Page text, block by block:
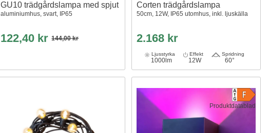
GU10 trädgårdslampa med spjut
aluminiumhus, svart, IP65
122,40 kr144,00 kr
Corten trädgårdslampa
50cm, 12W, IP65 utomhus, inkl. ljuskälla
2.168 kr
Ljusstyrka
1000lm
Effekt
12W
Spridning
60°
Produktdatablad